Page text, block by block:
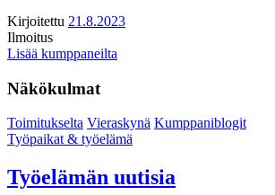
Kirjoitettu 21.8.2023
Ilmoitus
Lisää kumppaneilta
Näkökulmat
Toimitukselta Vieraskynä Kumppaniblogit
Työpaikat & työelämä
Työelämän uutisia